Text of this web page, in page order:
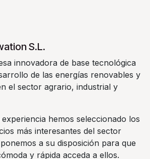
S.L.
innovadora de base tecnológica
de las energías renovables y
el sector agrario, industrial y
hemos seleccionado los
más interesantes del sector
a su disposición para que
y rápida acceda a ellos.